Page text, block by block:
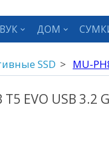
ДОМ
SSD MU-
EVO USB 3.2